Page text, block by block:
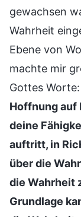
gewachsen
Wahrheit
Ebene von
machte mir
Gottes Worte:
Hoffnung auf
deine
auftritt, in
über die
die Wahrheit
Grundlage